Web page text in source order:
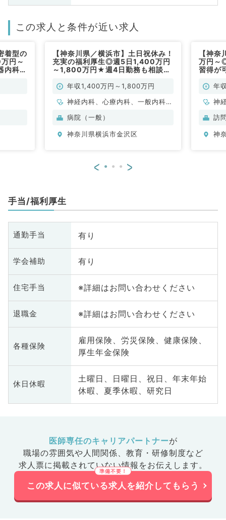
この求人と条件が近い求人
着型の
円～
内科／
【神奈川県／横浜市】土日祝休み！
充実の福利厚生◎週5日1,400万円
～1,800万円★週4日勤務も相談可
／常勤）
年収1,400万円～1,800万円
神経内科、心療内科、一般内科、
循環器内科、呼吸器内科、消化器
科、老年内科、膠原病科
病院（一般）
神奈川県横浜市金沢区
【神
万円～
習得が
年
神
科
内
訪
神
< >
手当/福利厚生
通勤手当 有り
学会補助 有り
住宅手当 ※詳細はお問い合わせください
退職金 ※詳細はお問い合わせください
各種保険
雇用保険、労災保険、健康保険、
厚生年金保険
休日休暇
土曜日、日曜日、祝日、年末年始
休暇、夏季休暇、研究日
医師専任のキャリアパートナーが
職場の雰囲気や人間関係、 教育・研修制度など
求人票に掲載されていない情報をお伝えします。
この求人に似ている求人を紹介してもらう